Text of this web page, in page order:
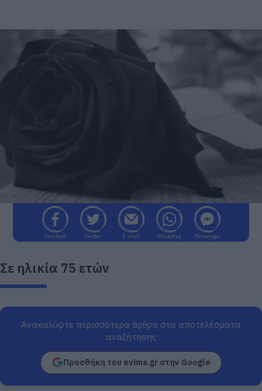
Facebook Twitter E-mail WhatsApp Messenger
Σε ηλικία 75 ετών
Ανακαλύψτε περισσότερα άρθρα στα αποτελέσματα
αναζήτησης
Προσθήκη του evima.gr στην Google